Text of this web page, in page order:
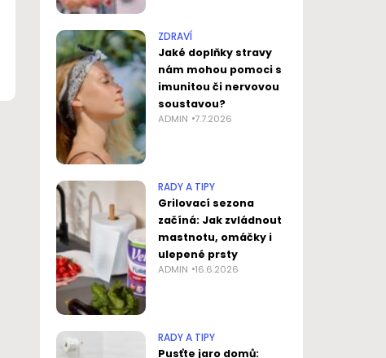
ZDRAVÍ
Jaké doplňky stravy
nám mohou pomoci s
imunitou či nervovou
soustavou?
ADMIN 7.7.2026
RADY A TIPY
Grilovací sezona
začíná: Jak zvládnout
mastnotu, omáčky i
ulepené prsty
ADMIN 16.6.2026
RADY A TIPY
Pusťte jaro domů: